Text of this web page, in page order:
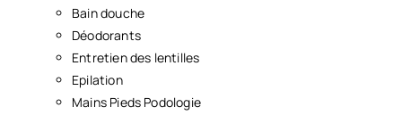
Bain douche
Déodorants
Entretien des lentilles
Epilation
Mains Pieds Podologie